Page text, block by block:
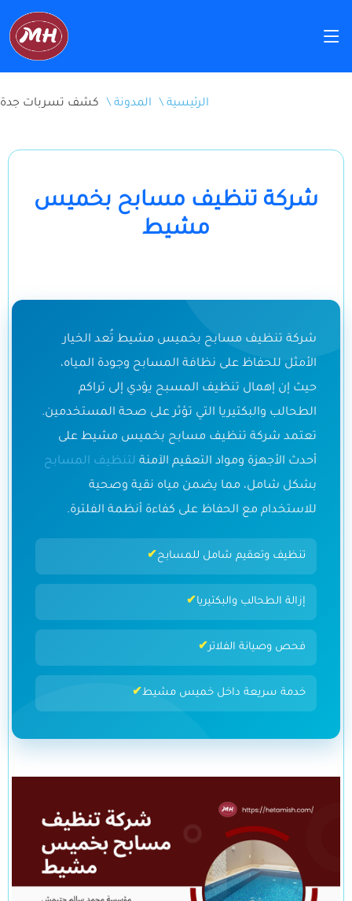
كشف تسربات جدة \ المدونة \ الرئيسية
شركة تنظيف مسابح بخميس
مشيط
شركة تنظيف مسابح بخميس مشيط تُعد الخيار
الأمثل للحفاظ على نظافة المسابح وجودة المياه،
حيث إن إهمال تنظيف المسبح يؤدي إلى تراكم
الطحالب والبكتيريا التي تؤثر على صحة المستخدمين.
تعتمد شركة تنظيف مسابح بخميس مشيط على
أحدث الأجهزة ومواد التعقيم الآمنة لتنظيف المسابح
بشكل شامل، مما يضمن مياه نقية وصحية
للاستخدام مع الحفاظ على كفاءة أنظمة الفلترة.
تنظيف وتعقيم شامل للمسابح
إزالة الطحالب والبكتيريا
فحص وصيانة الفلاتر
خدمة سريعة داخل خميس مشيط